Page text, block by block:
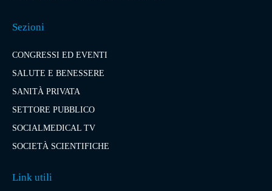
Sezioni
CONGRESSI ED EVENTI
SALUTE E BENESSERE
SANITÀ PRIVATA
SETTORE PUBBLICO
SOCIALMEDICAL TV
SOCIETÀ SCIENTIFICHE
Link utili